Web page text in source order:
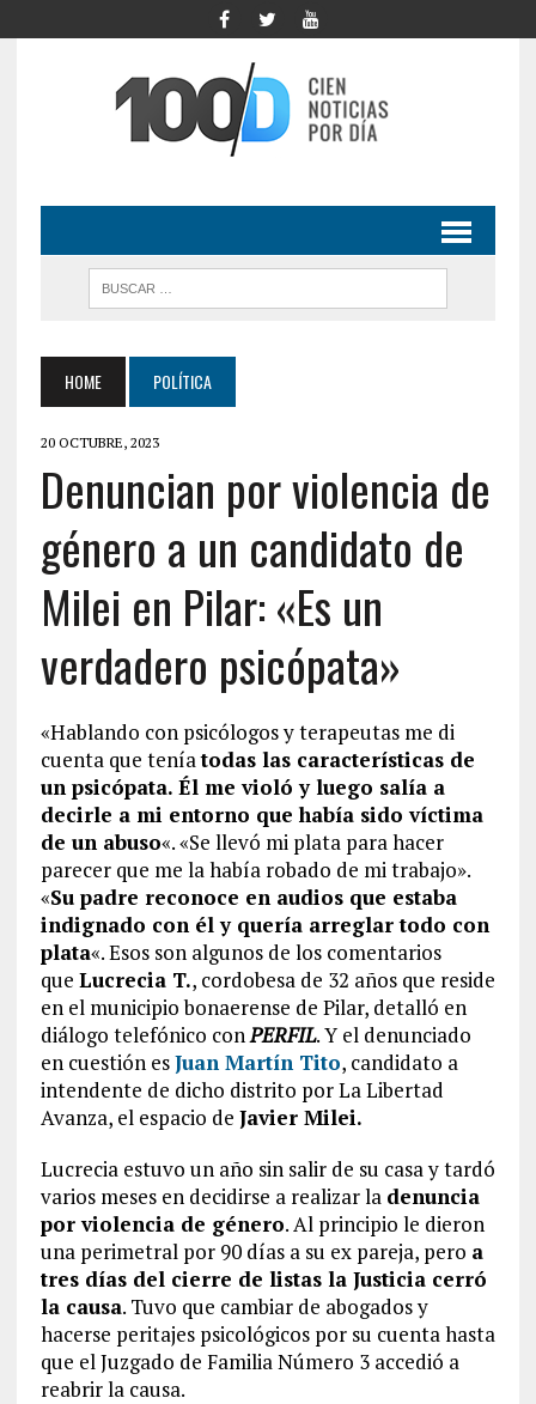
HOME POLÍTICA
20 OCTUBRE, 2023
Denuncian por violencia de
género a un candidato de
Milei en Pilar: «Es un
verdadero psicópata»
«Hablando con psicólogos y terapeutas me di
cuenta que teníatodas las características de
un psicópata. Él me violó y luego salía a
decirle a mi entorno que había sido víctima
de un abuso«. «Se llevó mi plata para hacer
parecer que me la había robado de mi trabajo».
«Su padre reconoce en audios que estaba
indignado con él y quería arreglar todo con
plata«. Esos son algunos de los comentarios
que Lucrecia T., cordobesa de 32 años que reside
en el municipio bonaerense de Pilar, detalló en
diálogo telefónico conPERFIL. Y el denunciado
en cuestión esJuan Martín Tito, candidato a
intendente de dicho distrito por La Libertad
Avanza, el espacio de Javier Milei.
Lucrecia estuvo un año sin salir de su casa y tardó
varios meses en decidirse a realizar la denuncia
por violencia de género. Al principio le dieron
una perimetral por 90 días a su ex pareja, pero a
tres días del cierre de listas la Justicia cerró
la causa. Tuvo que cambiar de abogados y
hacerse peritajes psicológicos por su cuenta hasta
que el Juzgado de Familia Número 3 accedió a
reabrir la causa.